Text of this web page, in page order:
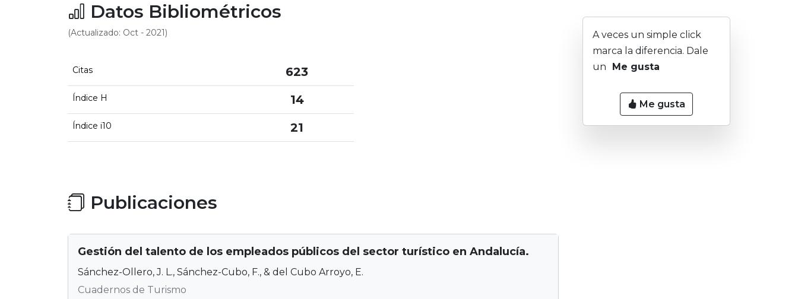
Datos Bibliométricos
(Actualizado: Oct - 2021)
Citas 623
Índice H 14
Índice i10 21
Publicaciones
Gestión del talento de los empleados públicos del sector turístico en Andalucía.
Sánchez-Ollero, J. L., Sánchez-Cubo, F., & del Cubo Arroyo, E.
Cuadernos de Turismo
A veces un simple click
marca la diferencia. Dale
un Me gusta
Me gusta